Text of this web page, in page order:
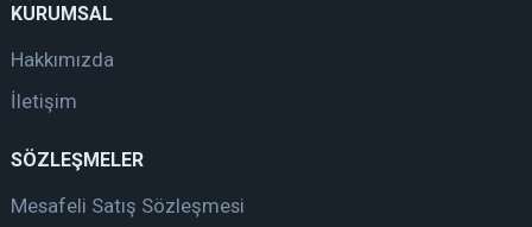
KURUMSAL
Hakkımızda
İletişim
SÖZLEŞMELER
Mesafeli Satış Sözleşmesi